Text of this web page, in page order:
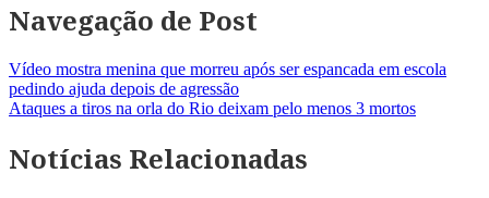
Navegação de Post
Vídeo mostra menina que morreu após ser espancada em escola
pedindo ajuda depois de agressão
Ataques a tiros na orla do Rio deixam pelo menos 3 mortos
Notícias Relacionadas